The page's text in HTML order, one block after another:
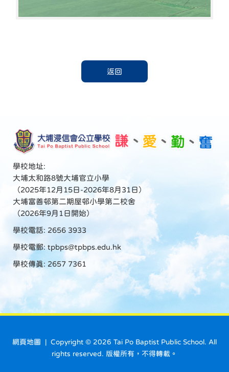
返回
學校地址:
大埔太和路8號大埔官立小學
（2025年12月15日-2026年8月31日）
大埔富善邨第二期屋邨小學第二校舍
（2026年9月1日開始）
學校電話: 2656 3933
學校電郵: tpbps@tpbps.edu.hk
學校傳真: 2657 7361
網頁地圖 | Copyright © 2026 Tai Po Baptist Public School. All
rights reserved. 版權所有，不得轉載。